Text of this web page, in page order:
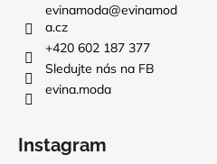
evinamoda@evinamod
a.cz
+420 602 187 377
Sledujte nás na FB
evina.moda
Instagram